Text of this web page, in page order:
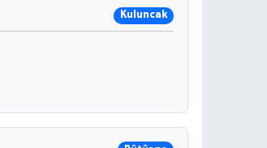
Kuluncak